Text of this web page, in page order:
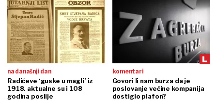
na današnji dan
Radićeve ‘guske u magli’ iz
1918. aktualne su i 108
godina poslije
komentari
Govori li nam burza da je
poslovanje većine kompanija
dostiglo plafon?